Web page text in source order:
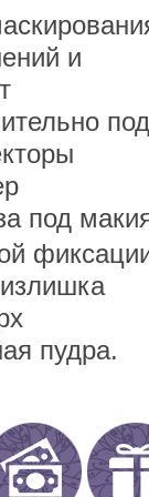
и
под
под
пудра.